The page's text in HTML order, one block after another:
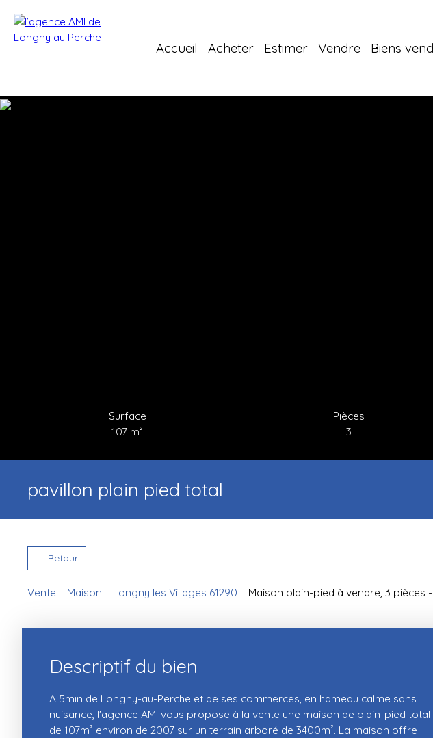
Accueil Acheter Estimer Vendre Biens
Surface
107 m²
Pièces
3
pavillon plain pied total
Retour
Vente Maison Longny les Villages 61290 Maison plain-pied à vendre, 3 pièces
Descriptif du bien
A 5min de Longny-au-Perche et de ses commerces, en hameau calme sans
nuisance, l'agence AMI vous propose à la vente une maison de plain-pied total
de 107m² environ de 2007 sur un terrain arboré de 3400m². La maison offre :